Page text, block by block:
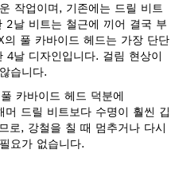
작업이며, 기존에는 드릴 비트
2날 비트는 철근에 끼어 결국 부
풀 카바이드 헤드는 가장 단단
날 디자인입니다. 걸림 현상이
습니다.
카바이드 헤드 덕분에
드릴 비트보다 수명이 훨씬 깁
로, 강철을 칠 때 멈추거나 다시
요가 없습니다.